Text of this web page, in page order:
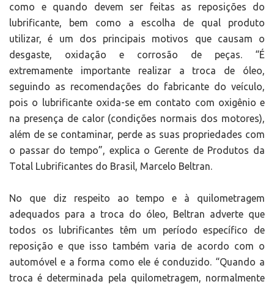
como e quando devem ser feitas as reposições do
lubrificante, bem como a escolha de qual produto
utilizar, é um dos principais motivos que causam o
desgaste, oxidação e corrosão de peças. “É
extremamente importante realizar a troca de óleo,
seguindo as recomendações do fabricante do veículo,
pois o lubrificante oxida-se em contato com oxigênio e
na presença de calor (condições normais dos motores),
além de se contaminar, perde as suas propriedades com
o passar do tempo”, explica o Gerente de Produtos da
Total Lubrificantes do Brasil, Marcelo Beltran.
No que diz respeito ao tempo e à quilometragem
adequados para a troca do óleo, Beltran adverte que
todos os lubrificantes têm um período específico de
reposição e que isso também varia de acordo com o
automóvel e a forma como ele é conduzido. “Quando a
troca é determinada pela quilometragem, normalmente